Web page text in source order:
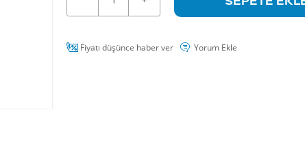
Fiyatı düşünce haber ver Yorum Ekle